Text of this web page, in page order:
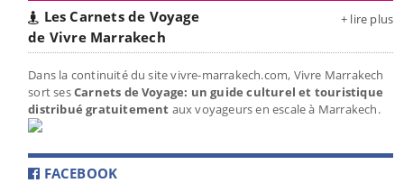
Les Carnets de Voyage
de Vivre Marrakech
+ lire plus
Dans la continuité du site vivre-marrakech.com, Vivre Marrakech
sort sesCarnets de Voyage: un guide culturel et touristique
distribué gratuitement aux voyageurs en escale à Marrakech.
FACEBOOK